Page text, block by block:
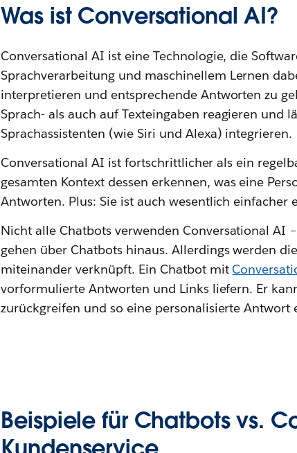
Was ist Conversational AI?
Conversational AI ist eine Technologie, die
Sprachverarbeitung und maschinellem Lernen
interpretieren und entsprechende Antworten zu
Sprach- als auch auf Texteingaben reagieren und
Sprachassistenten (wie Siri und Alexa) integrieren.
Conversational AI ist fortschrittlicher als ein
gesamten Kontext dessen erkennen, was eine
Antworten. Plus: Sie ist auch wesentlich einfacher
Nicht alle Chatbots verwenden Conversational AI
gehen über Chatbots hinaus. Allerdings werden
miteinander verknüpft. Ein Chatbot mit
vorformulierte Antworten und Links liefern. Er
zurückgreifen und so eine personalisierte
Beispiele für Chatbots vs.